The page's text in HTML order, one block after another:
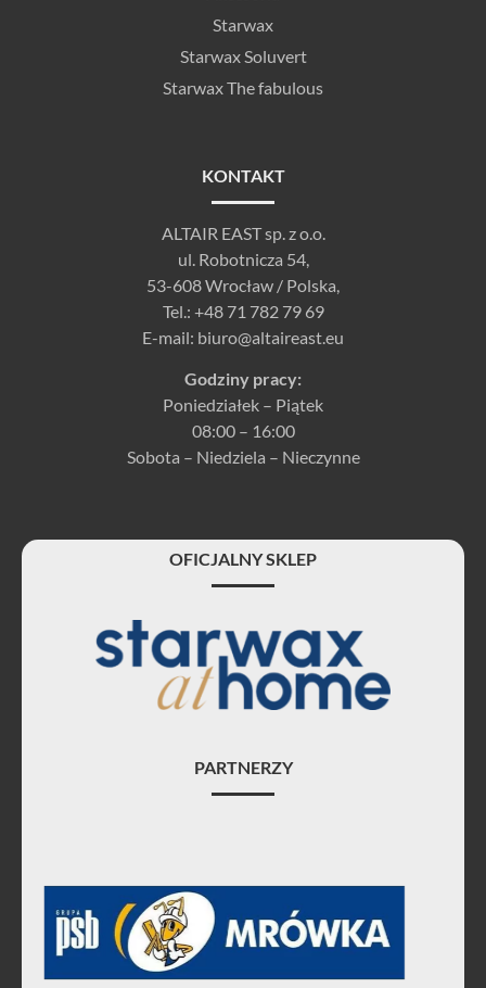
Starwax
Starwax Soluvert
Starwax The fabulous
KONTAKT
ALTAIR EAST sp. z o.o.
ul. Robotnicza 54,
53-608 Wrocław / Polska,
Tel.: +48 71 782 79 69
E-mail: biuro@altaireast.eu
Godziny pracy:
Poniedziałek – Piątek
08:00 – 16:00
Sobota – Niedziela – Nieczynne
OFICJALNY SKLEP
PARTNERZY